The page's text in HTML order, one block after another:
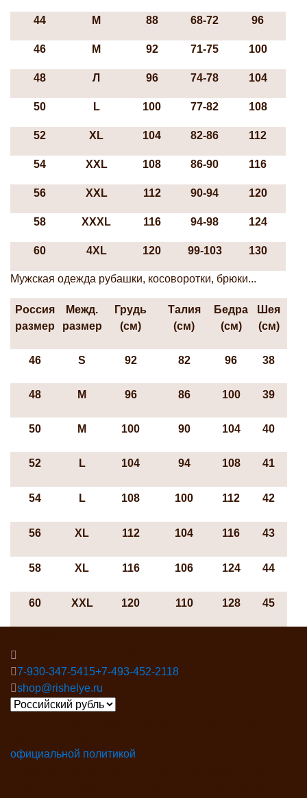
44 М 88 68-72 96
46 М 92 71-75 100
48 Л 96 74-78 104
50 L 100 77-82 108
52 ХL 104 82-86 112
54 XXL 108 86-90 116
56 XXL 112 90-94 120
58 XXXL 116 94-98 124
60 4XL 120 99-103 130
Мужская одежда рубашки, косоворотки, брюки...
Россия
размер
Межд.
размер
Грудь
(см)
Талия
(см)
Бедра
(см)
Шея
(см)
46 S 92 82 96 38
48 М 96 86 100 39
50 М 100 90 104 40
52 L 104 94 108 41
54 L 108 100 112 42
56 ХL 112 104 116 43
58 ХL 116 106 124 44
60 XXL 120 110 128 45
7-930-347-5415+7-493-452-2118
shop@rishelye.ru
официальной политикой